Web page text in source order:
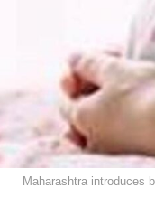
Maharashtra introduces